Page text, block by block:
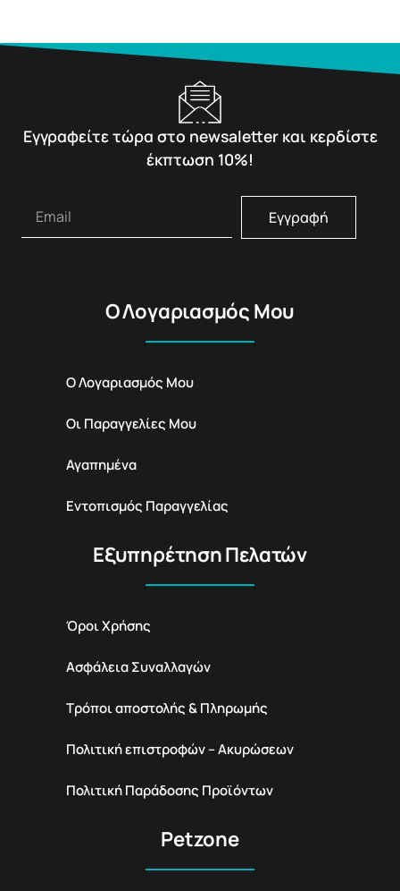
Εγγραφείτε τώρα στο newsaletter και κερδίστε
έκπτωση 10%!
Εγγραφή
Ο Λογαριασμός Μου
Ο Λογαριασμός Μου
Οι Παραγγελίες Μου
Αγαπημένα
Εντοπισμός Παραγγελίας
Εξυπηρέτηση Πελατών
Όροι Χρήσης
Ασφάλεια Συναλλαγών
Τρόποι αποστολής & Πληρωμής
Πολιτική επιστροφών – Ακυρώσεων
Πολιτική Παράδοσης Προϊόντων
Petzone